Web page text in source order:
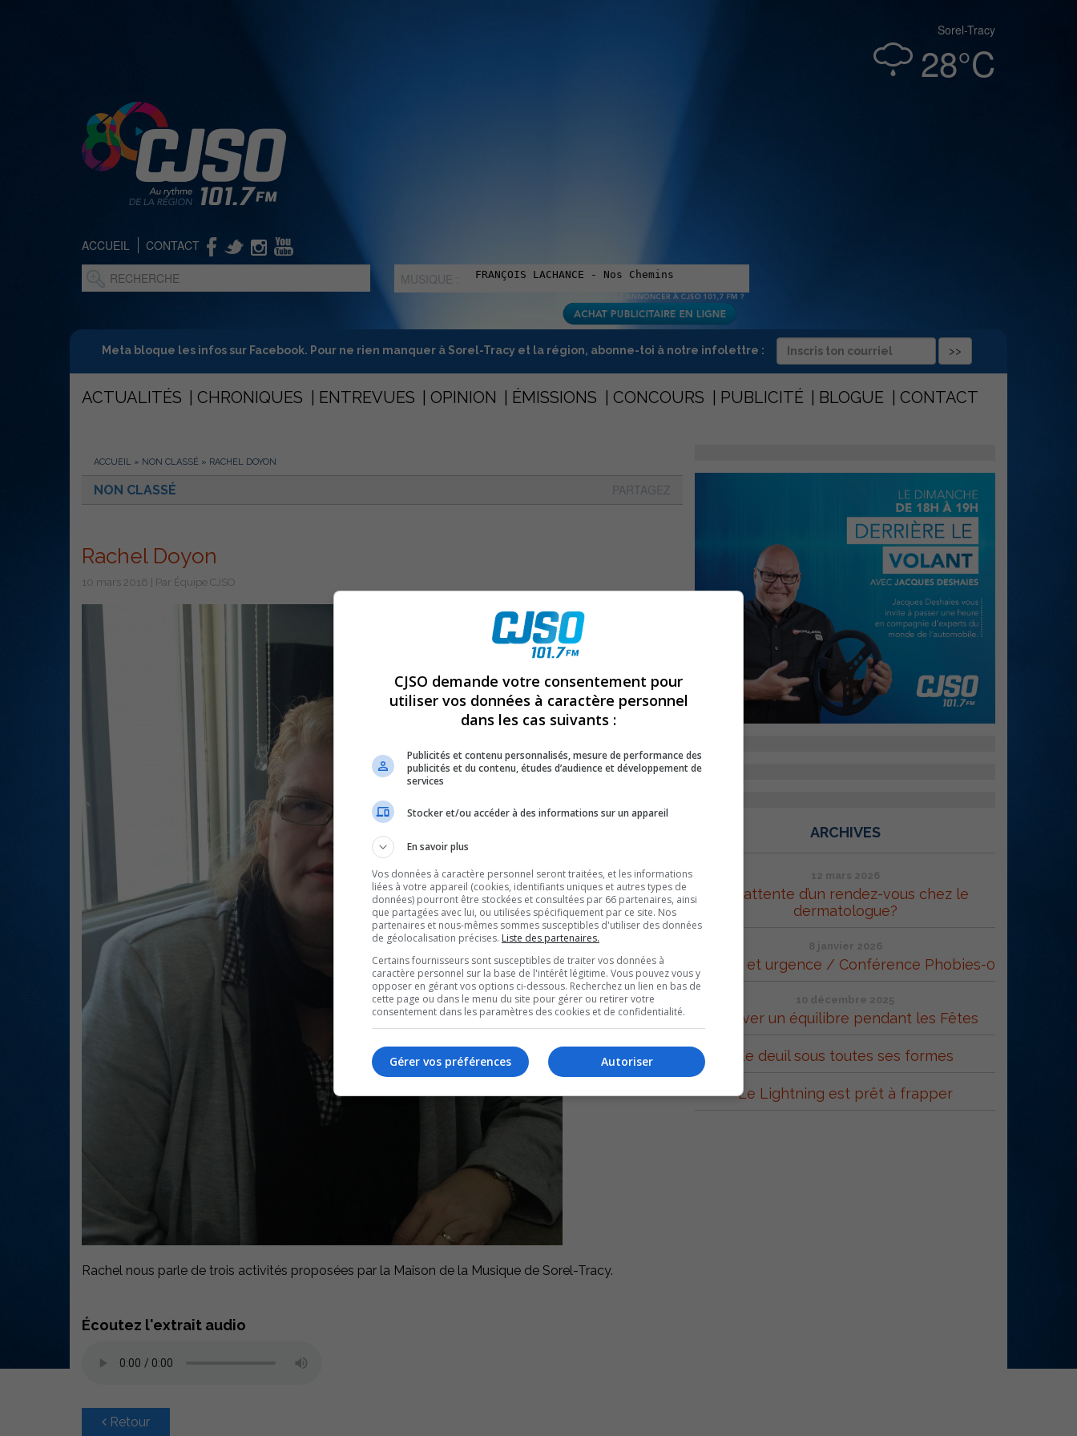
Sorel-Tracy
28°C
ACCUEIL CONTACT
MUSIQUE :
Meta bloque les infos sur Facebook. Pour ne rien manquer à Sorel-Tracy et la région, abonne-toi à notre infolettre :
ACTUALITÉS CHRONIQUES ENTREVUES OPINION ÉMISSIONS CONCOURS PUBLICITÉ BLOGUE CONTACT
ACCUEIL » NON CLASSÉ » RACHEL DOYON
NON CLASSÉ PARTAGEZ
Rachel Doyon
10 mars 2016 | Par Équipe CJSO
Rachel nous parle de trois activités proposées par la Maison de la Musique de Sorel-Tracy.
Écoutez l'extrait audio
Retour
ARCHIVES
12 mars 2026
En attente d’un rendez-vous chez le
dermatologue?
8 janvier 2026
Grippe et urgence / Conférence Phobies-0
10 décembre 2025
Trouver un équilibre pendant les Fêtes
Le deuil sous toutes ses formes
Le Lightning est prêt à frapper
CJSO demande votre consentement pour
utiliser vos données à caractère personnel
dans les cas suivants :
Publicités et contenu personnalisés, mesure de performance des
publicités et du contenu, études d’audience et développement de
services
Stocker et/ou accéder à des informations sur un appareil
En savoir plus
Vos données à caractère personnel seront traitées, et les informations
liées à votre appareil (cookies, identifiants uniques et autres types de
données) pourront être stockées et consultées par 66 partenaires, ainsi
que partagées avec lui, ou utilisées spécifiquement par ce site. Nos
partenaires et nous-mêmes sommes susceptibles d'utiliser des données
de géolocalisation précises. Liste des partenaires.
Certains fournisseurs sont susceptibles de traiter vos données à
caractère personnel sur la base de l'intérêt légitime. Vous pouvez vous y
opposer en gérant vos options ci-dessous. Recherchez un lien en bas de
cette page ou dans le menu du site pour gérer ou retirer votre
consentement dans les paramètres des cookies et de confidentialité.
Autoriser
Gérer vos préférences